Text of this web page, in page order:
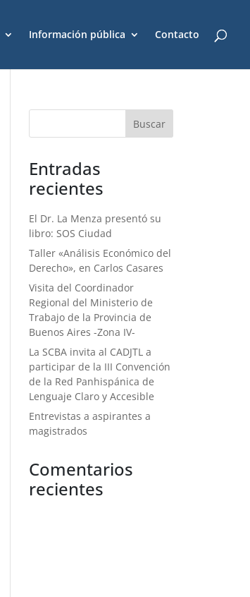
Información pública Contacto
Entradas
recientes
El Dr. La Menza presentó su
libro: SOS Ciudad
Taller «Análisis Económico del
Derecho», en Carlos Casares
Visita del Coordinador
Regional del Ministerio de
Trabajo de la Provincia de
Buenos Aires -Zona IV-
La SCBA invita al CADJTL a
participar de la III Convención
de la Red Panhispánica de
Lenguaje Claro y Accesible
Entrevistas a aspirantes a
magistrados
Comentarios
recientes